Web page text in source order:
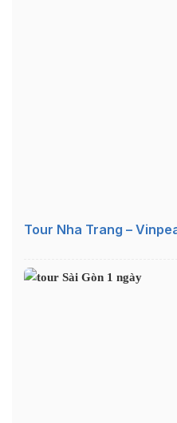
Tour Nha Trang –